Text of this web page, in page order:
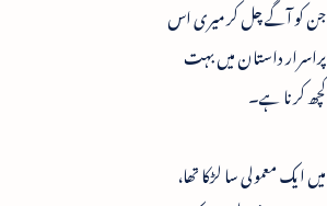
جن کو آگے چل کر میری اس
پراسرار داستان میں بہت
کچھ کرنا ہے۔
میں ایک معمولی سا لڑکا تھا،